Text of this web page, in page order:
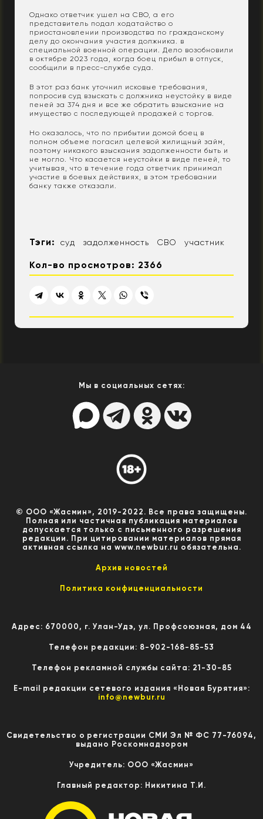
Однако ответчик ушел на СВО, а его
представитель подал ходатайство о
приостановлении производства по гражданскому
делу до окончания участия должника. в
специальной военной операции. Дело возобновили
в октябре 2023 года, когда боец прибыл в отпуск,
сообщили в пресс-службе суда.
В этот раз банк уточнил исковые требования,
попросив суд взыскать с должника неустойку в виде
пеней за 374 дня и все же обратить взыскание на
имущество с последующей продажей с торгов.
Но оказалось, что по прибытии домой боец в
полном объеме погасил целевой жилищный займ,
поэтому никакого взыскания задолженности быть и
не могло. Что касается неустойки в виде пеней, то
учитывая, что в течение года ответчик принимал
участие в боевых действиях, в этом требовании
банку также отказали.
Тэги: суд задолженность СВО участник
Кол-во просмотров: 2366
Мы в социальных сетях:
© ООО «Жасмин», 2019-2022. Все права защищены.
Полная или частичная публикация материалов
допускается только с письменного разрешения
редакции. При цитировании материалов прямая
активная ссылка на www.newbur.ru обязательна.
Архив новостей
Политика конфиценциальности
Адрес: 670000, г. Улан-Удэ, ул. Профсоюзная, дом 44
Телефон редакции: 8-902-168-85-53
Телефон рекламной службы сайта: 21-30-85
E-mail редакции сетевого издания «Новая Бурятия»:
info@newbur.ru
Свидетельство о регистрации СМИ Эл № ФС 77-76094,
выдано Роскомнадзором
Учредитель: ООО «Жасмин»
Главный редактор: Никитина Т.И.